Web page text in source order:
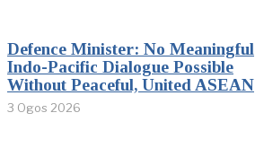
Defence Minister: No Meaningful
Indo-Pacific Dialogue Possible
Without Peaceful, United ASEAN
3 Ogos 2026